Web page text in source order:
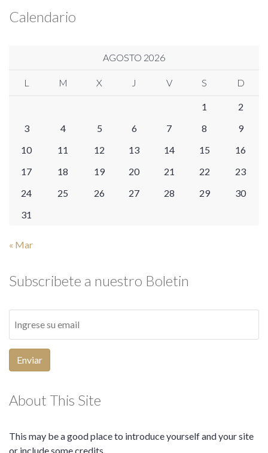
Calendario
AGOSTO 2026
L M X J V S D
1
2
3
4 5 6 7 8
9
10
11 12 13 14 15
16
17
18 19 20 21 22
23
24
25 26 27 28 29
30
31
« Mar
Subscribete a nuestro Boletin
Enviar
About This Site
This may be a good place to introduce yourself and your site
or include some credits.